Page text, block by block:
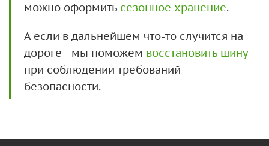
можно оформить сезонное хранение.
А если в дальнейшем что-то случится на
дороге - мы поможем восстановить шину
при соблюдении требований
безопасности.